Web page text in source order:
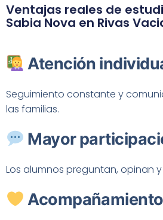
Ventajas reales de
Sabia Nova en Rivas
Atención
Seguimiento constante y
las familias.
Mayor
Los alumnos preguntan, opinan